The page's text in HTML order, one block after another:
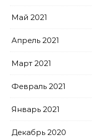
Май 2021
Апрель 2021
Март 2021
Февраль 2021
Январь 2021
Декабрь 2020